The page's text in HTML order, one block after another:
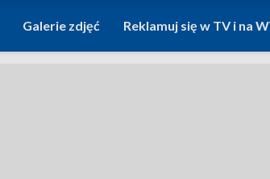
Galerie zdjęć Reklamuj się w TV i na